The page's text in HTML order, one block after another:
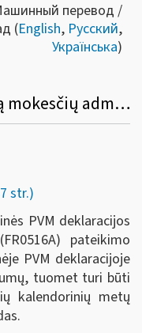
перевод /
(English, Русский,
Українська)
Kaip patikslinti jau pateiktą mokesčių administratoriui metinę PVM deklaraciją (FR0516) ir jos priedą (FR0516A)?
str.)
PVM deklaracijos
pateikimo
PVM deklaracijoje
tuomet turi būti
kalendorinių metų